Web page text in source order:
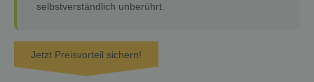
selbstverständlich unberührt.
Jetzt Preisvorteil sichern!